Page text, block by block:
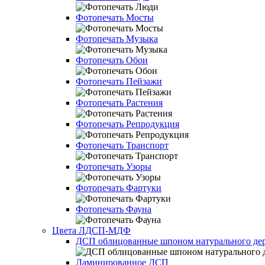
Фотопечать Мосты
Фотопечать Музыка
Фотопечать Обои
Фотопечать Пейзажи
Фотопечать Растения
Фотопечать Репродукция
Фотопечать Транспорт
Фотопечать Узоры
Фотопечать Фартуки
Фотопечать Фауна
Цвета ЛДСП-МДФ
ДСП облицованные шпоном натурального
Ламинированное ДСП